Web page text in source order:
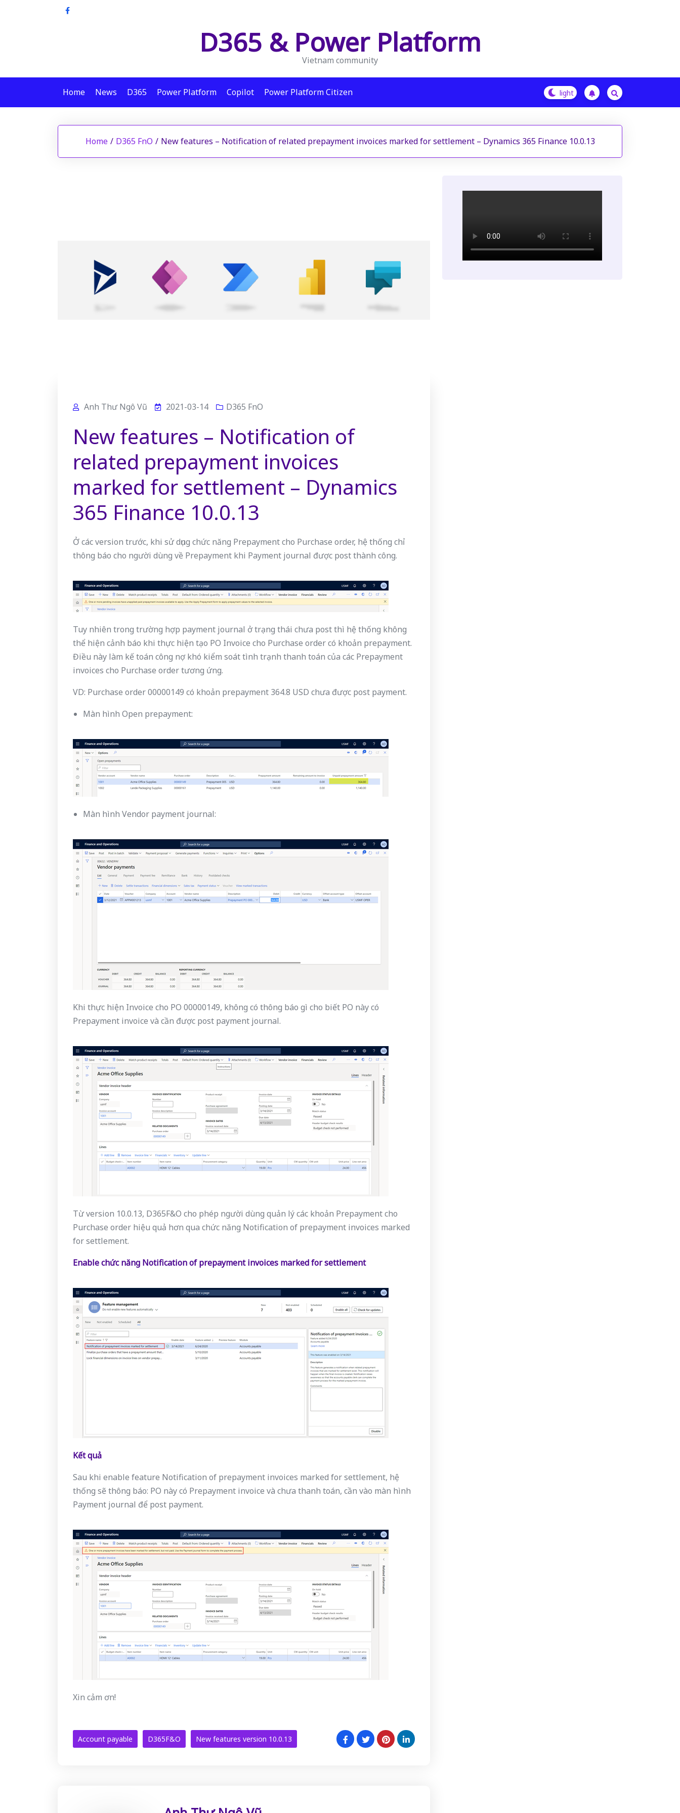
D365 & Power Platform
Vietnam community
Home News D365 Power Platform Copilot Power Platform Citizen
Home / D365 FnO / New features – Notification of related prepayment invoices marked for settlement – Dynamics 365 Finance 10.0.13
Anh Thư Ngô Vũ 2021-03-14 D365 FnO
New features – Notification of
related prepayment invoices
marked for settlement – Dynamics
365 Finance 10.0.13
Ở các version trước, khi sử dụng chức năng Prepayment cho Purchase order, hệ thống chỉ
thông báo cho người dùng về Prepayment khi Payment journal được post thành công.
Tuy nhiên trong trường hợp payment journal ở trạng thái chưa post thì hệ thống không
thể hiện cảnh báo khi thực hiện tạo PO Invoice cho Purchase order có khoản prepayment.
Điều này làm kế toán công nợ khó kiểm soát tình trạnh thanh toán của các Prepayment
invoices cho Purchase order tương ứng.
VD: Purchase order 00000149 có khoản prepayment 364.8 USD chưa được post payment.
Màn hình Open prepayment:
Màn hình Vendor payment journal:
Khi thực hiện Invoice cho PO 00000149, không có thông báo gì cho biết PO này có
Prepayment invoice và cần được post payment journal.
Từ version 10.0.13, D365F&O cho phép người dùng quản lý các khoản Prepayment cho
Purchase order hiệu quả hơn qua chức năng Notification of prepayment invoices marked
for settlement.
Enable chức năng Notification of prepayment invoices marked for settlement
Kết quả
Sau khi enable feature Notification of prepayment invoices marked for settlement, hệ
thống sẽ thông báo: PO này có Prepayment invoice và chưa thanh toán, cần vào màn hình
Payment journal để post payment.
Xin cảm ơn!
Account payable D365F&O New features version 10.0.13